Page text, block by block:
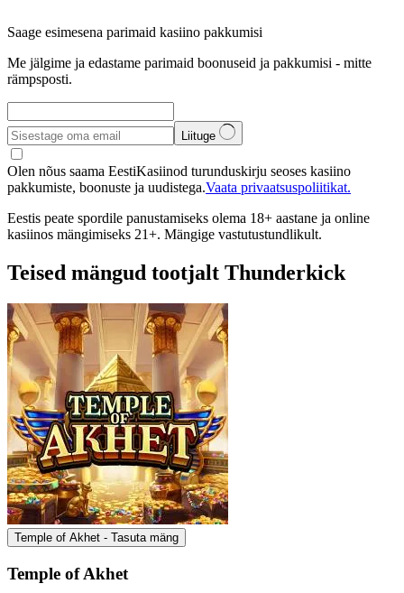
Saage esimesena parimaid kasiino pakkumisi
Me jälgime ja edastame parimaid boonuseid ja pakkumisi - mitte
rämpsposti.
Liituge
Olen nõus saama EestiKasiinod turunduskirju seoses kasiino
pakkumiste, boonuste ja uudistega.Vaata privaatsuspoliitikat.
Eestis peate spordile panustamiseks olema 18+ aastane ja online
kasiinos mängimiseks 21+. Mängige vastutustundlikult.
Teised mängud tootjalt Thunderkick
Temple of Akhet - Tasuta mäng
Temple of Akhet